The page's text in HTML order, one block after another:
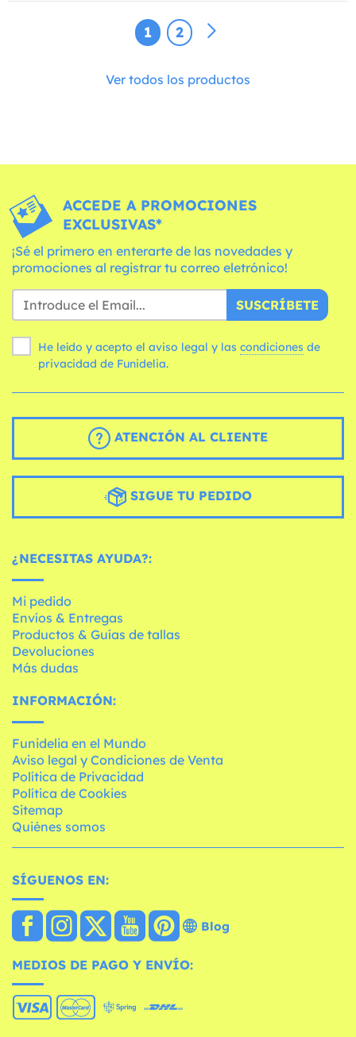
1 2
Ver todos los productos
ACCEDE A PROMOCIONES
EXCLUSIVAS*
¡Sé el primero en enterarte de las novedades y
promociones al registrar tu correo eletrónico!
SUSCRÍBETE
He leído y acepto el aviso legal y las condiciones
privacidad de Funidelia.
ATENCIÓN AL CLIENTE
SIGUE TU PEDIDO
¿NECESITAS AYUDA?:
Mi pedido
Envíos & Entregas
Productos & Guías de tallas
Devoluciones
Más dudas
INFORMACIÓN:
Funidelia en el Mundo
Aviso legal y Condiciones de Venta
Política de Privacidad
Política de Cookies
Sitemap
Quiénes somos
SÍGUENOS EN:
Blog
MEDIOS DE PAGO Y ENVÍO: